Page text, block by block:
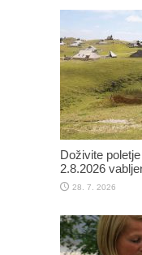
Doživite
2.8.2026
28. 7. 2026